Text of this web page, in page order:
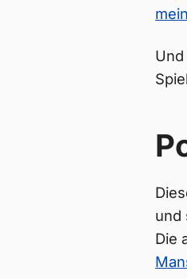
und
Die